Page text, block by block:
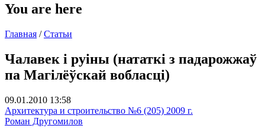
You are here
Главная / Статьи
Чалавек і руіны (нататкі з падарожжаў
па Магілёўскай вобласці)
09.01.2010 13:58
Архитектура и строительство №6 (205) 2009 г.
Роман Другомилов